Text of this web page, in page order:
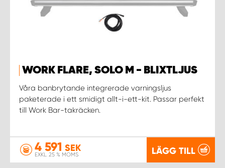
WORK FLARE, SOLO M - BLIXTLJUS
Våra banbrytande integrerade varningsljus
paketerade i ett smidigt allt-i-ett-kit. Passar perfekt
till Work Bar-takräcken.
4 591 SEK
EXKL. 25 % MOMS LÄGG TILL